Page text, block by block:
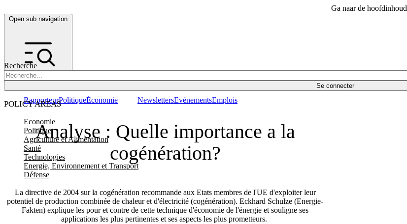
Ga naar de hoofdinhoud
Open sub navigation
Recherche
Se connecter
POLICY AREAS
Economie
Politique
Agriculture et Alimentation
Santé
Technologies
Energie, Environnement et Transport
Défense
RapporteurPolitiqueÉconomie NewslettersEvénementsEmplois
Analyse : Quelle importance a la
cogénération?
La directive de 2004 sur la cogénération recommande aux Etats membres de l'UE d'exploiter leur
potentiel de production combinée de chaleur et d'électricité (cogénération). Eckhard Schulze (Energie-
Fakten) explique les pour et contre de cette technique d'économie de l'énergie et souligne ses
applications les plus pertinentes et ses aspects les plus prometteurs.